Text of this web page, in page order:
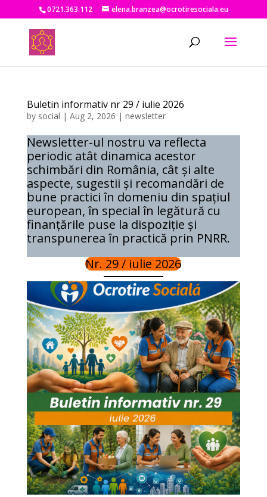
0721.363.112 elena.branzea@ocrotiresociala.eu
Buletin informativ nr 29 / iulie 2026
by social | Aug 2, 2026 | newsletter
Newsletter-ul nostru va reflecta
periodic atât dinamica acestor
schimbări din România, cât și alte
aspecte, sugestii și recomandări de
bune practici în domeniu din spațiul
european, în special în legătură cu
finanțările puse la dispoziție și
transpunerea în practică prin PNRR.
Nr. 29 / iulie 2026